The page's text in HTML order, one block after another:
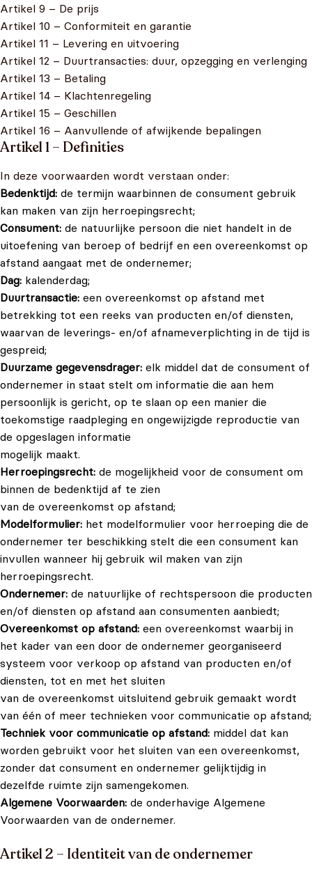
Artikel 9 – De prijs
Artikel 10 – Conformiteit en garantie
Artikel 11 – Levering en uitvoering
Artikel 12 – Duurtransacties: duur, opzegging en verlenging
Artikel 13 – Betaling
Artikel 14 – Klachtenregeling
Artikel 15 – Geschillen
Artikel 16 – Aanvullende of afwijkende bepalingen
Artikel 1 – Definities
In deze voorwaarden wordt verstaan onder:
Bedenktijd: de termijn waarbinnen de consument gebruik
kan maken van zijn herroepingsrecht;
Consument: de natuurlijke persoon die niet handelt in de
uitoefening van beroep of bedrijf en een overeenkomst op
afstand aangaat met de ondernemer;
Dag: kalenderdag;
Duurtransactie: een overeenkomst op afstand met
betrekking tot een reeks van producten en/of diensten,
waarvan de leverings- en/of afnameverplichting in de tijd is
gespreid;
Duurzame gegevensdrager: elk middel dat de consument of
ondernemer in staat stelt om informatie die aan hem
persoonlijk is gericht, op te slaan op een manier die
toekomstige raadpleging en ongewijzigde reproductie van
de opgeslagen informatie
mogelijk maakt.
Herroepingsrecht: de mogelijkheid voor de consument om
binnen de bedenktijd af te zien
van de overeenkomst op afstand;
Modelformulier: het modelformulier voor herroeping die de
ondernemer ter beschikking stelt die een consument kan
invullen wanneer hij gebruik wil maken van zijn
herroepingsrecht.
Ondernemer: de natuurlijke of rechtspersoon die producten
en/of diensten op afstand aan consumenten aanbiedt;
Overeenkomst op afstand: een overeenkomst waarbij in
het kader van een door de ondernemer georganiseerd
systeem voor verkoop op afstand van producten en/of
diensten, tot en met het sluiten
van de overeenkomst uitsluitend gebruik gemaakt wordt
van één of meer technieken voor communicatie op afstand;
Techniek voor communicatie op afstand: middel dat kan
worden gebruikt voor het sluiten van een overeenkomst,
zonder dat consument en ondernemer gelijktijdig in
dezelfde ruimte zijn samengekomen.
Algemene Voorwaarden: de onderhavige Algemene
Voorwaarden van de ondernemer.
Artikel 2 – Identiteit van de ondernemer